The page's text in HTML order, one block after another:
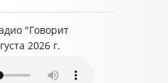
"Говорит
2026 г.